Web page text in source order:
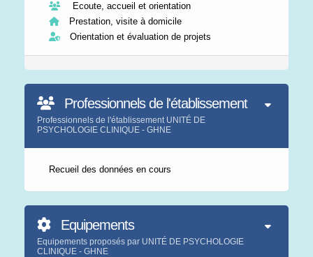
Ecoute, accueil et orientation
Prestation, visite à domicile
Orientation et évaluation de projets
Professionnels de l'établissement
Professionnels de l'établissement UNITÉ DE
PSYCHOLOGIE CLINIQUE - GHNE
Recueil des données en cours
Equipements
Equipements proposés par UNITÉ DE PSYCHOLOGIE
CLINIQUE - GHNE